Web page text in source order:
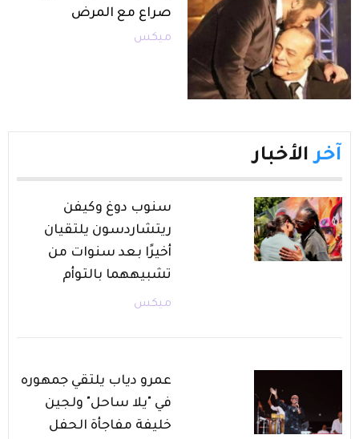
صراع مع المرض
ميكس
آخر الأخبار
سنوب دوغ وكيفن
ريتشاردسون يلتقيان
أخيرًا بعد سنوات من
تشبيههما بالتوأم
ميكس
عمرو دياب يلتقي جمهوره
في "يلا ساحل" ولجين
خليفة مفاجأة الحفل